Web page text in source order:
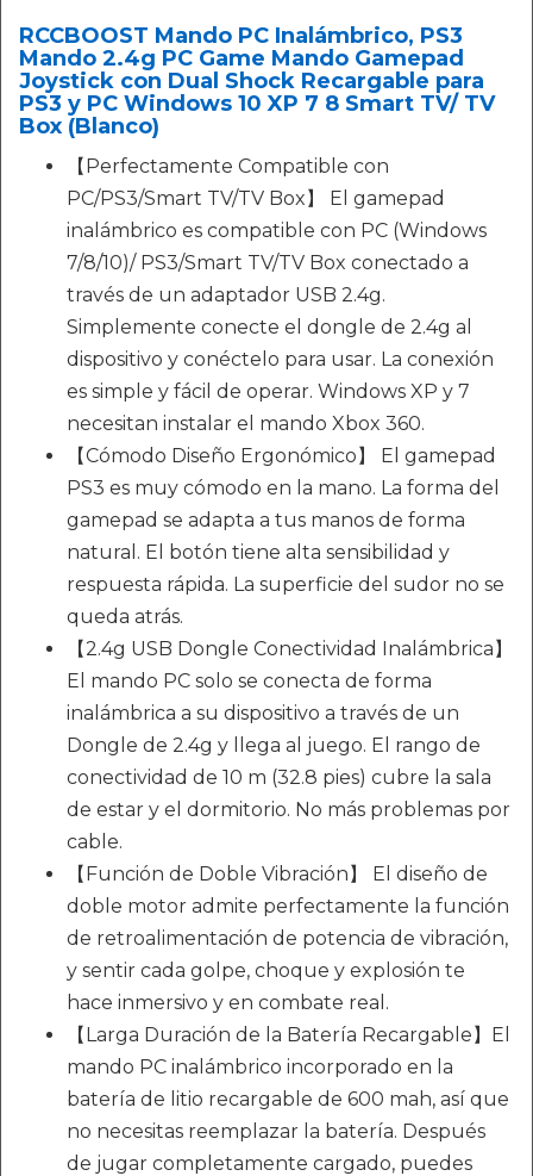
RCCBOOST Mando PC Inalámbrico, PS3
Mando 2.4g PC Game Mando Gamepad
Joystick con Dual Shock Recargable para
PS3 y PC Windows 10 XP 7 8 Smart TV/ TV
Box (Blanco)
【Perfectamente Compatible con
PC/PS3/Smart TV/TV Box】 El gamepad
inalámbrico es compatible con PC (Windows
7/8/10)/ PS3/Smart TV/TV Box conectado a
través de un adaptador USB 2.4g.
Simplemente conecte el dongle de 2.4g al
dispositivo y conéctelo para usar. La conexión
es simple y fácil de operar. Windows XP y 7
necesitan instalar el mando Xbox 360.
【Cómodo Diseño Ergonómico】 El gamepad
PS3 es muy cómodo en la mano. La forma del
gamepad se adapta a tus manos de forma
natural. El botón tiene alta sensibilidad y
respuesta rápida. La superficie del sudor no se
queda atrás.
【2.4g USB Dongle Conectividad Inalámbrica】
El mando PC solo se conecta de forma
inalámbrica a su dispositivo a través de un
Dongle de 2.4g y llega al juego. El rango de
conectividad de 10 m (32.8 pies) cubre la sala
de estar y el dormitorio. No más problemas por
cable.
【Función de Doble Vibración】 El diseño de
doble motor admite perfectamente la función
de retroalimentación de potencia de vibración,
y sentir cada golpe, choque y explosión te
hace inmersivo y en combate real.
【Larga Duración de la Batería Recargable】El
mando PC inalámbrico incorporado en la
batería de litio recargable de 600 mah, así que
no necesitas reemplazar la batería. Después
de jugar completamente cargado, puedes